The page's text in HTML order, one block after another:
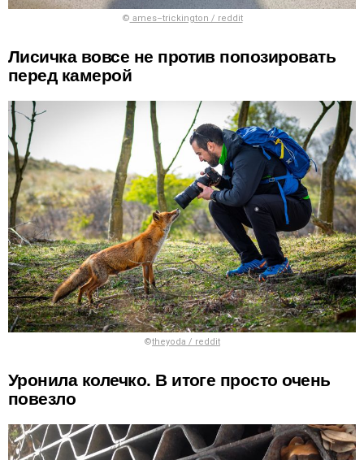
© ames–trickington / reddit
Лисичка вовсе не против попозировать
перед камерой
©theyoda / reddit
Уронила колечко. В итоге просто очень
повезло